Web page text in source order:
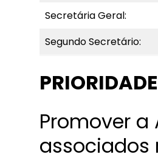
Secretária Geral:
Segundo Secretário:
Promover
associados